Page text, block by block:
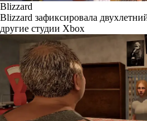
Blizzard
Blizzard зафиксировала
другие студии Xbox